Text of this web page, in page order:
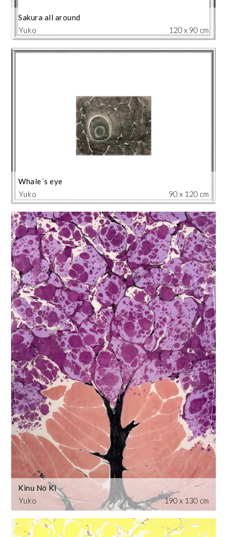
Yuko
Sakura all around
120 x 90 cm
Yuko
Whale´s eye
90 x 120 cm
Yuko
Kinu No Ki
190 x 130 cm